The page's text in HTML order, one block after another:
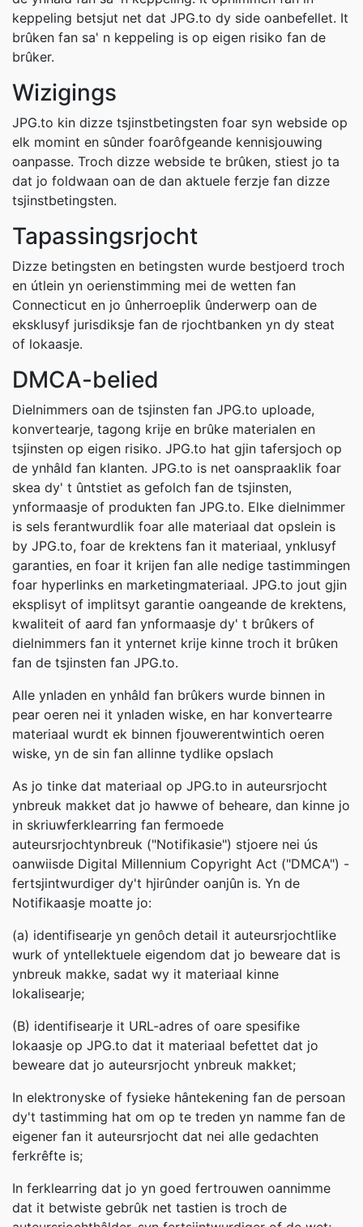
keppeling betsjut net dat JPG.to dy side oanbefellet. It
brûken fan sa' n keppeling is op eigen risiko fan de
brûker.
Wizigings
JPG.to kin dizze tsjinstbetingsten foar syn webside op
elk momint en sûnder foarôfgeande kennisjouwing
oanpasse. Troch dizze webside te brûken, stiest jo ta
dat jo foldwaan oan de dan aktuele ferzje fan dizze
tsjinstbetingsten.
Tapassingsrjocht
Dizze betingsten en betingsten wurde bestjoerd troch
en útlein yn oerienstimming mei de wetten fan
Connecticut en jo ûnherroeplik ûnderwerp oan de
eksklusyf jurisdiksje fan de rjochtbanken yn dy steat
of lokaasje.
DMCA-belied
Dielnimmers oan de tsjinsten fan JPG.to uploade,
konvertearje, tagong krije en brûke materialen en
tsjinsten op eigen risiko. JPG.to hat gjin tafersjoch op
de ynhâld fan klanten. JPG.to is net oanspraaklik foar
skea dy' t ûntstiet as gefolch fan de tsjinsten,
ynformaasje of produkten fan JPG.to. Elke dielnimmer
is sels ferantwurdlik foar alle materiaal dat opslein is
by JPG.to, foar de krektens fan it materiaal, ynklusyf
garanties, en foar it krijen fan alle nedige tastimmingen
foar hyperlinks en marketingmateriaal. JPG.to jout gjin
eksplisyt of implitsyt garantie oangeande de krektens,
kwaliteit of aard fan ynformaasje dy' t brûkers of
dielnimmers fan it ynternet krije kinne troch it brûken
fan de tsjinsten fan JPG.to.
Alle ynladen en ynhâld fan brûkers wurde binnen in
pear oeren nei it ynladen wiske, en har konvertearre
materiaal wurdt ek binnen fjouwerentwintich oeren
wiske, yn de sin fan allinne tydlike opslach
As jo tinke dat materiaal op JPG.to in auteursrjocht
ynbreuk makket dat jo hawwe of beheare, dan kinne jo
in skriuwferklearring fan fermoede
auteursrjochtynbreuk ("Notifikasie") stjoere nei ús
oanwiisde Digital Millennium Copyright Act ("DMCA") -
fertsjintwurdiger dy't hjirûnder oanjûn is. Yn de
Notifikaasje moatte jo:
(a) identifisearje yn genôch detail it auteursrjochtlike
wurk of yntellektuele eigendom dat jo beweare dat is
ynbreuk makke, sadat wy it materiaal kinne
lokalisearje;
(B) identifisearje it URL-adres of oare spesifike
lokaasje op JPG.to dat it materiaal befettet dat jo
beweare dat jo auteursrjocht ynbreuk makket;
In elektronyske of fysieke hântekening fan de persoan
dy't tastimming hat om op te treden yn namme fan de
eigener fan it auteursrjocht dat nei alle gedachten
ferkrêfte is;
In ferklearring dat jo yn goed fertrouwen oannimme
dat it betwiste gebrûk net tastien is troch de